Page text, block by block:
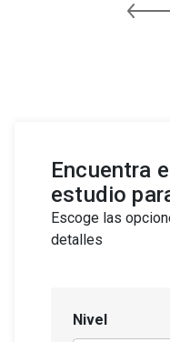
Encuentra
estudio
Escoge las
detalles
Nivel